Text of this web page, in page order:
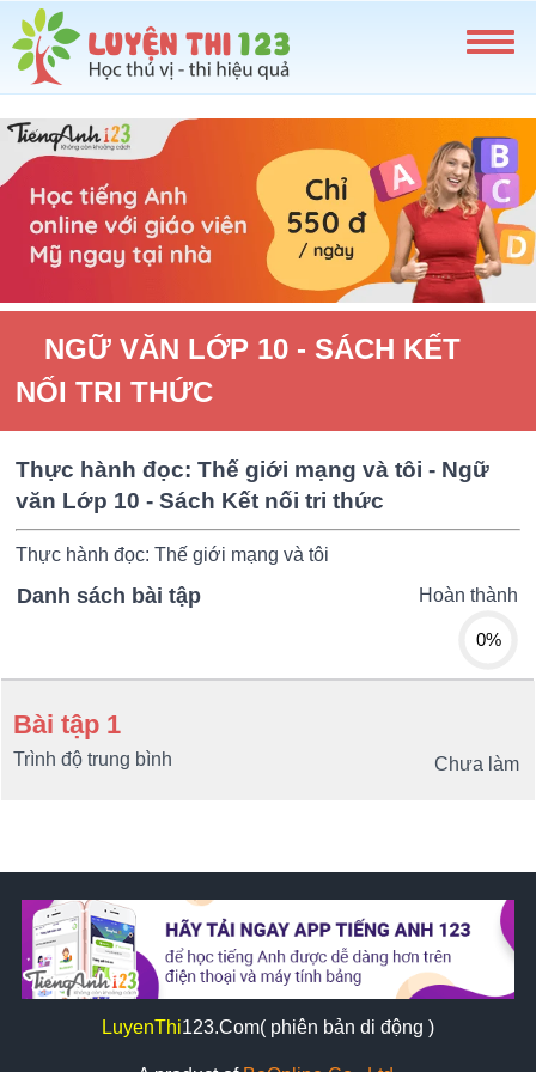
NGỮ VĂN LỚP 10 - SÁCH KẾT
NỐI TRI THỨC
Thực hành đọc: Thế giới mạng và tôi - Ngữ
văn Lớp 10 - Sách Kết nối tri thức
Thực hành đọc: Thế giới mạng và tôi
Danh sách bài tập Hoàn thành
0%
Bài tập 1
Chưa làm
Trình độ trung bình
LuyenThi123.Com( phiên bản di động )